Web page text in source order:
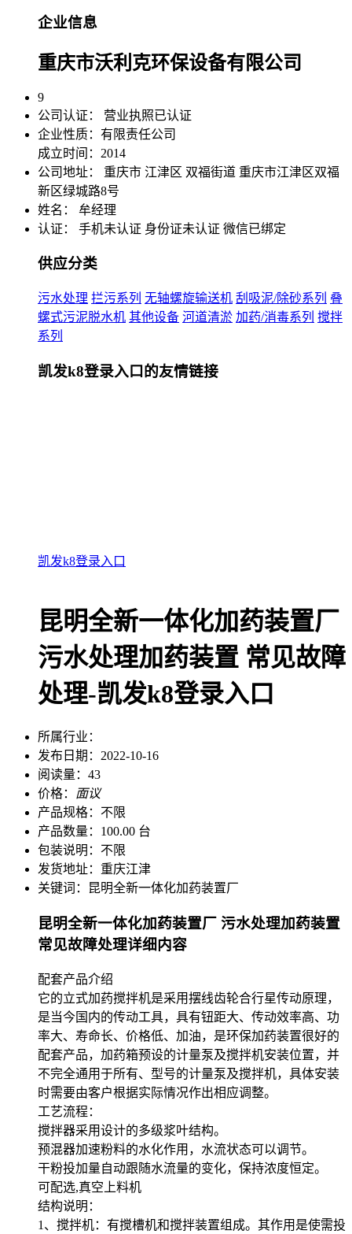
企业信息
重庆市沃利克环保设备有限公司
9
公司认证：
营业执照已认证
企业性质：有限责任公司
成立时间：2014
公司地址：
重庆市 江津区 双福街道 重庆市江津区双福
新区绿城路8号
姓名： 牟经理
认证：
手机未认证 身份证未认证 微信已绑定
供应分类
污水处理 拦污系列 无轴螺旋输送机 刮吸泥/除砂系列 叠
螺式污泥脱水机 其他设备 河道清淤 加药/消毒系列 搅拌
系列
凯发k8登录入口的友情链接
凯发k8登录入口
昆明全新一体化加药装置厂
污水处理加药装置 常见故障
处理-凯发k8登录入口
所属行业：
发布日期： 2022-10-16
阅读量： 43
价格：
面议
产品规格： 不限
产品数量： 100.00 台
包装说明： 不限
发货地址： 重庆江津
关键词：
昆明全新一体化加药装置厂
昆明全新一体化加药装置厂 污水处理加药装置
常见故障处理详细内容
配套产品介绍
它的立式加药搅拌机是采用摆线齿轮合行星传动原理，
是当今国内的传动工具，具有钮距大、传动效率高、功
率大、寿命长、价格低、加油，是环保加药装置很好的
配套产品，加药箱预设的计量泵及搅拌机安装位置，并
不完全通用于所有、型号的计量泵及搅拌机，具体安装
时需要由客户根据实际情况作出相应调整。
工艺流程：
搅拌器采用设计的多级浆叶结构。
预混器加速粉料的水化作用，水流状态可以调节。
干粉投加量自动跟随水流量的变化，保持浓度恒定。
可配选,真空上料机
结构说明：
1、搅拌机：有搅槽机和搅拌装置组成。其作用是使需投